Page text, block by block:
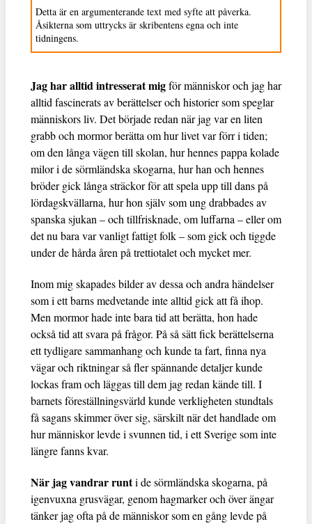
Detta är en argumenterande text med syfte att påverka.
Åsikterna som uttrycks är skribentens egna och inte
tidningens.
Jag har alltid intresserat migför människor och jag har
alltid fascinerats av berättelser och historier som speglar
människors liv. Det började redan när jag var en liten
grabb och mormor berätta om hur livet var förr i tiden;
om den långa vägen till skolan, hur hennes pappa kolade
milor i de sörmländska skogarna, hur han och hennes
bröder gick långa sträckor för att spela upp till dans på
lördagskvällarna, hur hon själv som ung drabbades av
spanska sjukan – och tillfrisknade, om luffarna – eller om
det nu bara var vanligt fattigt folk – som gick och tiggde
under de hårda åren på trettiotalet och mycket mer.
Inom mig skapades bilder av dessa och andra händelser
som i ett barns medvetande inte alltid gick att få ihop.
Men mormor hade inte bara tid att berätta, hon hade
också tid att svara på frågor. På så sätt fick berättelserna
ett tydligare sammanhang och kunde ta fart, finna nya
vägar och riktningar så fler spännande detaljer kunde
lockas fram och läggas till dem jag redan kände till. I
barnets föreställningsvärld kunde verkligheten stundtals
få sagans skimmer över sig, särskilt när det handlade om
hur människor levde i svunnen tid, i ett Sverige som inte
längre fanns kvar.
När jag vandrar runti de sörmländska skogarna, på
igenvuxna grusvägar, genom hagmarker och över ängar
tänker jag ofta på de människor som en gång levde på